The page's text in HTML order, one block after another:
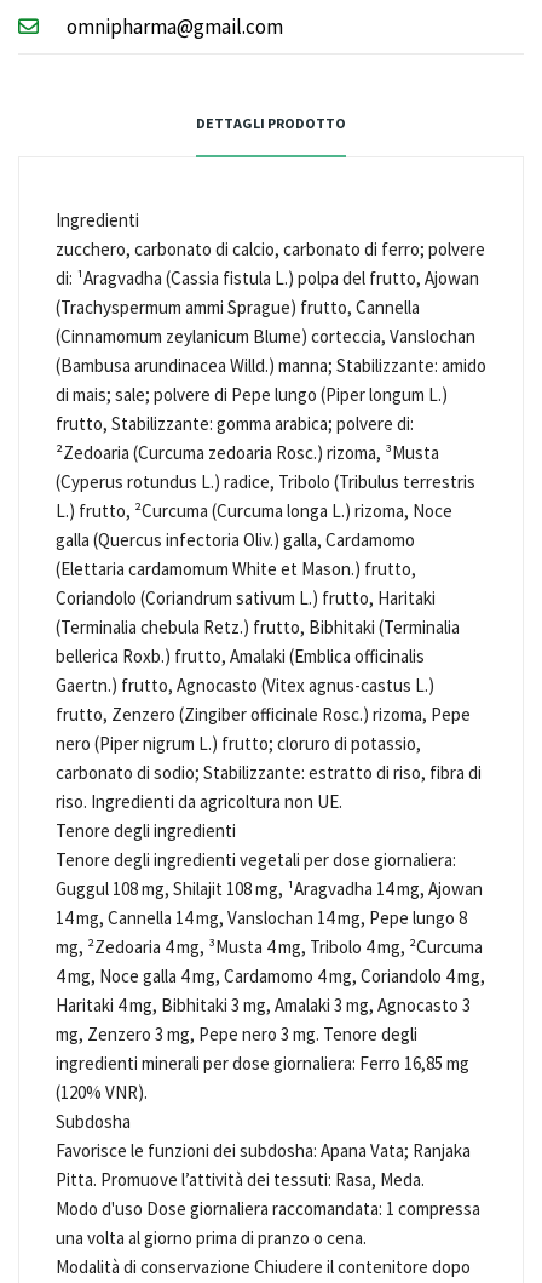
Email
omnipharma@gmail.com
DETTAGLI PRODOTTO
Ingredienti
zucchero, carbonato di calcio, carbonato di ferro; polvere
di: ¹Aragvadha (Cassia fistula L.) polpa del frutto, Ajowan
(Trachyspermum ammi Sprague) frutto, Cannella
(Cinnamomum zeylanicum Blume) corteccia, Vanslochan
(Bambusa arundinacea Willd.) manna; Stabilizzante: amido
di mais; sale; polvere di Pepe lungo (Piper longum L.)
frutto, Stabilizzante: gomma arabica; polvere di:
²Zedoaria (Curcuma zedoaria Rosc.) rizoma, ³Musta
(Cyperus rotundus L.) radice, Tribolo (Tribulus terrestris
L.) frutto, ²Curcuma (Curcuma longa L.) rizoma, Noce
galla (Quercus infectoria Oliv.) galla, Cardamomo
(Elettaria cardamomum White et Mason.) frutto,
Coriandolo (Coriandrum sativum L.) frutto, Haritaki
(Terminalia chebula Retz.) frutto, Bibhitaki (Terminalia
bellerica Roxb.) frutto, Amalaki (Emblica officinalis
Gaertn.) frutto, Agnocasto (Vitex agnus-castus L.)
frutto, Zenzero (Zingiber officinale Rosc.) rizoma, Pepe
nero (Piper nigrum L.) frutto; cloruro di potassio,
carbonato di sodio; Stabilizzante: estratto di riso, fibra di
riso. Ingredienti da agricoltura non UE.
Tenore degli ingredienti
Tenore degli ingredienti vegetali per dose giornaliera:
Guggul 108 mg, Shilajit 108 mg, ¹Aragvadha 14 mg, Ajowan
14 mg, Cannella 14 mg, Vanslochan 14 mg, Pepe lungo 8
mg, ²Zedoaria 4 mg, ³Musta 4 mg, Tribolo 4 mg, ²Curcuma
4 mg, Noce galla 4 mg, Cardamomo 4 mg, Coriandolo 4 mg,
Haritaki 4 mg, Bibhitaki 3 mg, Amalaki 3 mg, Agnocasto 3
mg, Zenzero 3 mg, Pepe nero 3 mg. Tenore degli
ingredienti minerali per dose giornaliera: Ferro 16,85 mg
(120% VNR).
Subdosha
Favorisce le funzioni dei subdosha: Apana Vata; Ranjaka
Pitta. Promuove l’attività dei tessuti: Rasa, Meda.
Modo d'uso Dose giornaliera raccomandata: 1 compressa
una volta al giorno prima di pranzo o cena.
Modalità di conservazione Chiudere il contenitore dopo